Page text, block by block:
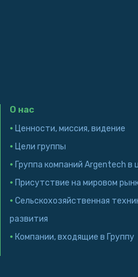
О нас
· Ценности, миссия, видение
· Цели группы
· Группа компаний Argentech в
· Присутствие на мировом
· Сельскохозяйственная
развития
· Компании, входящие в Группу